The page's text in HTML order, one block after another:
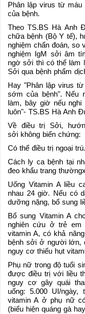
Phân lập virus từ
của bệnh.
Theo TS.BS Hà Anh
chữa bệnh (Bộ Y tế),
nghiệm chẩn đoán, so
nghiệm IgM sởi âm
ngờ sởi thì có thể làm
Sởi qua bệnh phẩm
Hay "Phân lập virus
sớm của bệnh". Nếu
làm, bây giờ nếu
luôn"- TS.BS Hà Anh
Về điều trị Sởi,
sởi không biến chứng:
Có thể điều trị ngoại trú.
Cách ly ca bệnh tại
đeo khẩu trang
Uống Vitamin A liều
nhau 24 giờ. Nếu có
dưỡng nặng, bổ sung
Bổ sung Vitamin A
nghiên cứu ở trẻ
vitamin A, có khả
bệnh sởi ở người lớn,
nguy cơ thiếu hụt
Phụ nữ trong độ tuổi
được điều trị với liều
nguy cơ gây quái
uống: 5.000 UI/
vitamin A ở phụ nữ
(biểu hiện quáng gà